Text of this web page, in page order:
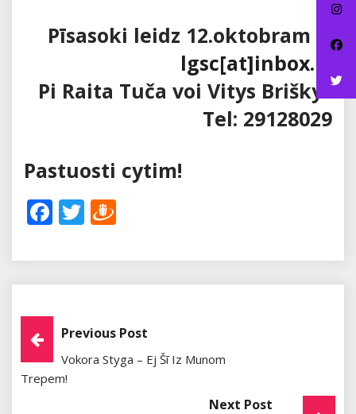
Pīsasoki leidz 12.oktobram iz
lgsc[at]inbox.lv
Pi Raita Tuča voi Vitys Briškys
Tel: 29128029
Pastuosti cytim!
Facebook
Twitter
Post
Navigation
Previous Post
Vokora Styga – Ej Šī Iz Munom
Trepem!
Next Post